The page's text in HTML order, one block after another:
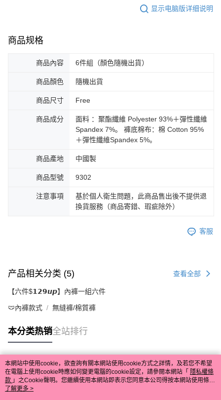
显示电脑版详细说明
商品规格
商品內容 6件組（顏色隨機出貨）
商品顏色 隨機出貨
商品尺寸 Free
商品成分
面料 ：聚酯纖維 Polyester 93%＋彈性纖維
Spandex 7%。 褲底棉布：棉 Cotton 95%
＋彈性纖維Spandex 5%。
商品產地 中國製
商品型號 9302
注意事項
基於個人衛生問題，此商品售出後不提供退
換貨服務（商品寄錯、瑕疵除外）
客服
产品相关分类 (5) 查看全部
【六件$𝟭𝟮𝟵𝙪𝙥】內褲一組六件
🩲內褲款式 無縫褲/棉質褲
本分类热销全站排行
热门标签
本網站中使用cookie，欲查詢有關本網站使用cookie方式之詳情，及若您不希望
在電腦上使用cookie時應如何變更電腦的cookie設定，請參閱本網站「 隱私權條
款 」之Cookie聲明。您繼續使用本網站即表示您同意本公司得按本網站使用條款
之Cookie聲明使用cookie。
了解更多 >